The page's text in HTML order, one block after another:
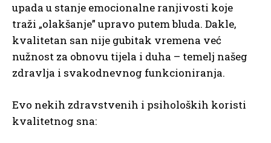
upada u stanje emocionalne ranjivosti koje
traži „olakšanje” upravo putem bluda. Dakle,
kvalitetan san nije gubitak vremena već
nužnost za obnovu tijela i duha – temelj našeg
zdravlja i svakodnevnog funkcioniranja.
Evo nekih zdravstvenih i psiholoških koristi
kvalitetnog sna: